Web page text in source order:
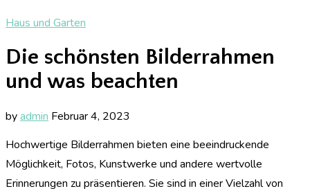
Haus und Garten
Die schönsten Bilderrahmen
und was beachten
byadmin Februar 4, 2023
Hochwertige Bilderrahmen bieten eine beeindruckende
Möglichkeit, Fotos, Kunstwerke und andere wertvolle
Erinnerungen zu präsentieren. Sie sind in einer Vielzahl von